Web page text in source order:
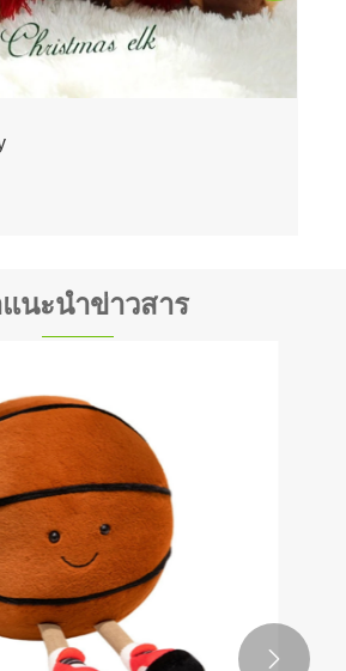
นะนำข่าวสาร
ตุ๊กตาการ์ตูนถึงเป็นของขวัญที่
หรับเด็ก ๆ ?
